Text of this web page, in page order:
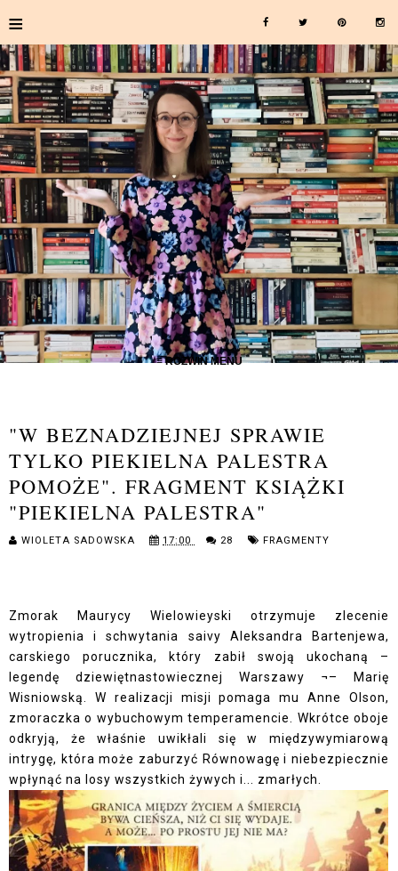
≡
≡ ROZWIŃ MENU
"W BEZNADZIEJNEJ SPRAWIE
TYLKO PIEKIELNA PALESTRA
POMOŻE". FRAGMENT KSIĄŻKI
"PIEKIELNA PALESTRA"
WIOLETA SADOWSKA 17:00 28 FRAGMENTY
Zmorak Maurycy Wielowieyski otrzymuje zlecenie
wytropienia i schwytania saivy Aleksandra Bartenjewa,
carskiego porucznika, który zabił swoją ukochaną –
legendę dziewiętnastowiecznej Warszawy ¬– Marię
Wisniowską. W realizacji misji pomaga mu Anne Olson,
zmoraczka o wybuchowym temperamencie. Wkrótce oboje
odkryją, że właśnie uwikłali się w międzywymiarową
intrygę, która może zaburzyć Równowagę i niebezpiecznie
wpłynąć na losy wszystkich żywych i... zmarłych.